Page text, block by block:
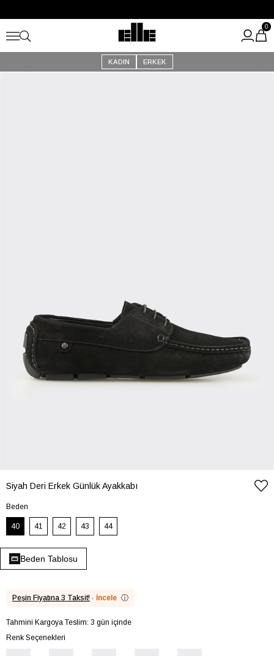
Kargo Ücretsiz!
KADIN ERKEK
0
Siyah Deri Erkek Günlük Ayakkabı
Beden
40 41 42 43 44
Beden Tablosu
Peşin Fiyatına 3 Taksit! · İncele ⓘ
Tahmini Kargoya Teslim: 3 gün içinde
Renk Seçenekleri